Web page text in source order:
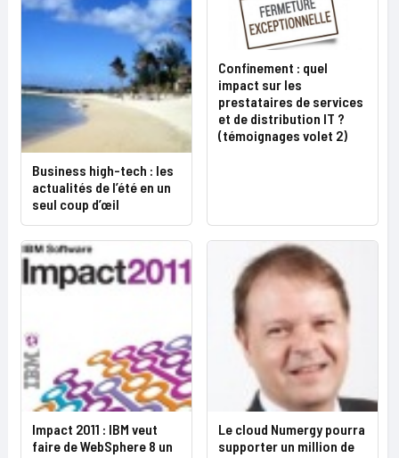
Business high-tech : les
actualités de l’été en un
seul coup d’œil
Confinement : quel
impact sur les
prestataires de services
et de distribution IT ?
(témoignages volet 2)
Impact 2011 : IBM veut
faire de WebSphere 8 un
Le cloud Numergy pourra
supporter un million de